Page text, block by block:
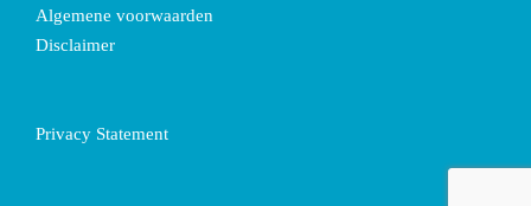
Algemene voorwaarden
Disclaimer
Privacy Statement